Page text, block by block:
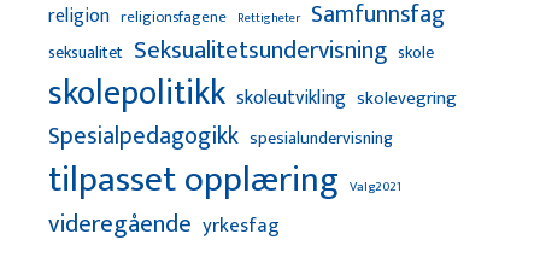
religion religionsfagene Rettigheter Samfunnsfag
seksualitet Seksualitetsundervisning skole
skolepolitikk skoleutvikling skolevegring
Spesialpedagogikk spesialundervisning
tilpasset opplæring Valg2021
videregående yrkesfag